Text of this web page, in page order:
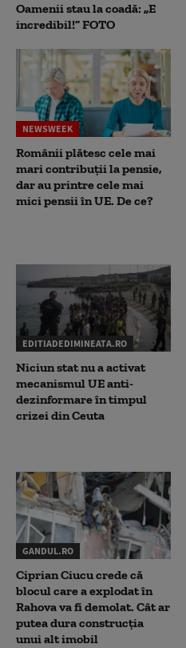
Oamenii stau la coadă: „E
incredibil!” FOTO
NEWSWEEK
Românii plătesc cele mai
mari contribuții la pensie,
dar au printre cele mai
mici pensii în UE. De ce?
EDITIADEDIMINEATA.RO
Niciun stat nu a activat
mecanismul UE anti-
dezinformare în timpul
crizei din Ceuta
GANDUL.RO
Ciprian Ciucu crede că
blocul care a explodat în
Rahova va fi demolat. Cât ar
putea dura construcția
unui alt imobil